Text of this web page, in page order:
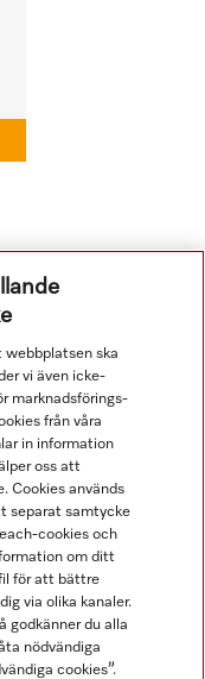
webbplatsen ska
vi även icke-
marknadsförings-
från våra
in information
oss att
Cookies används
separat samtycke
cookies och
om ditt
för att bättre
via olika kanaler.
godkänner du alla
nödvändiga
cookies”.